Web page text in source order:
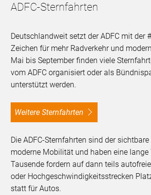
ADFC-Sternfahrten
Deutschlandweit setzt der ADFC mit der
Zeichen für mehr Radverkehr und
Mai bis September finden viele
vom ADFC organisiert oder als
unterstützt werden.
Weitere Sternfahrten
Die ADFC-Sternfahrten sind der
moderne Mobilität und haben eine lange
Tausende fordern auf dann teils
oder Hochgeschwindigkeitsstrecken
statt für Autos.